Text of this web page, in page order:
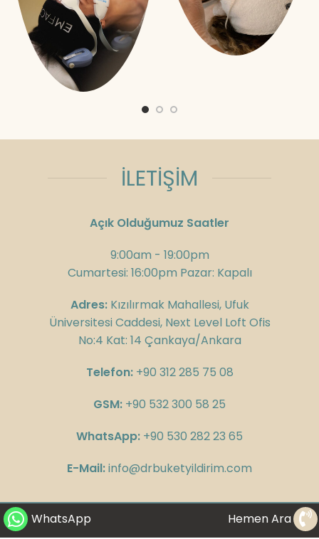
İLETİŞİM
Açık Olduğumuz Saatler
9:00am - 19:00pm
Cumartesi: 16:00pm Pazar: Kapalı
Adres:Kızılırmak Mahallesi, Ufuk
Üniversitesi Caddesi, Next Level Loft Ofis
No:4 Kat: 14 Çankaya/Ankara
Telefon: +90 312 285 75 08
GSM: +90 532 300 58 25
WhatsApp: +90 530 282 23 65
E-Mail:info@drbuketyildirim.com
WhatsApp Hemen Ara